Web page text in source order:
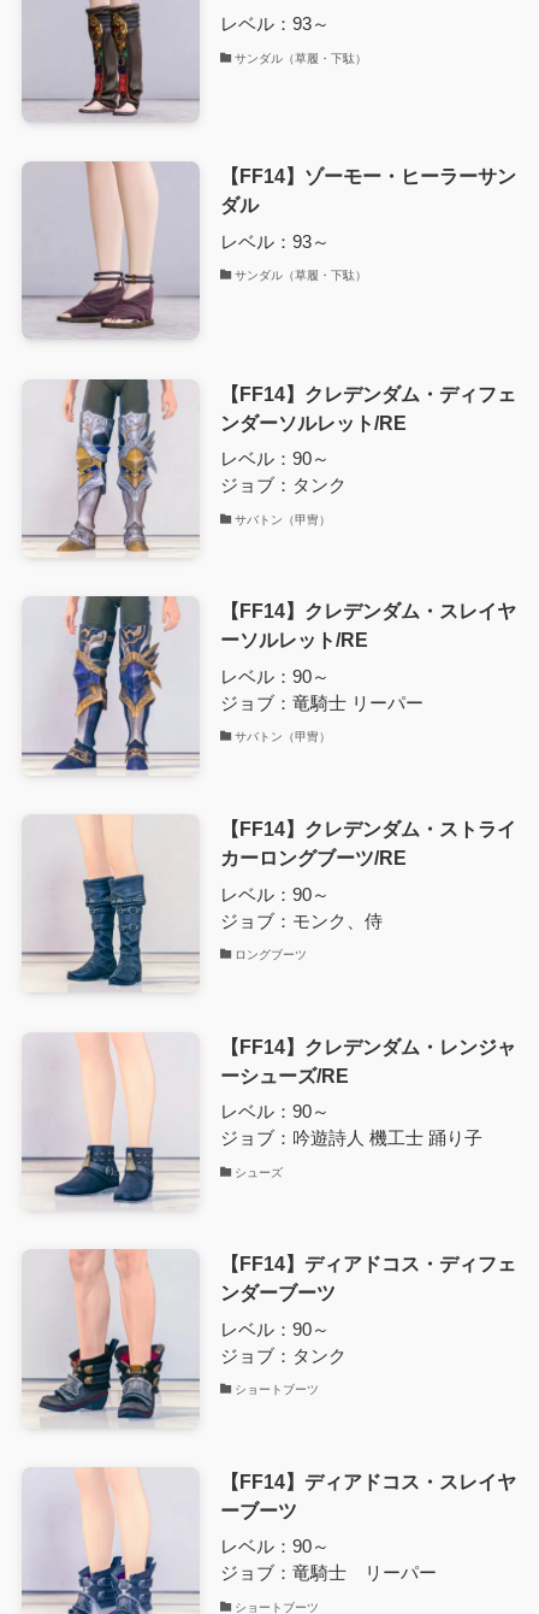
レベル：93～
サンダル（草履・下駄）
【FF14】ゾーモー・ヒーラーサン
ダル
レベル：93～
サンダル（草履・下駄）
【FF14】クレデンダム・ディフェ
ンダーソルレット/RE
レベル：90～
ジョブ：タンク
サバトン（甲冑）
【FF14】クレデンダム・スレイヤ
ーソルレット/RE
レベル：90～
ジョブ：竜騎士 リーパー
サバトン（甲冑）
【FF14】クレデンダム・ストライ
カーロングブーツ/RE
レベル：90～
ジョブ：モンク、侍
ロングブーツ
【FF14】クレデンダム・レンジャ
ーシューズ/RE
レベル：90～
ジョブ：吟遊詩人 機工士 踊り子
シューズ
【FF14】ディアドコス・ディフェ
ンダーブーツ
レベル：90～
ジョブ：タンク
ショートブーツ
【FF14】ディアドコス・スレイヤ
ーブーツ
レベル：90～
ジョブ：竜騎士 リーパー
ショートブーツ